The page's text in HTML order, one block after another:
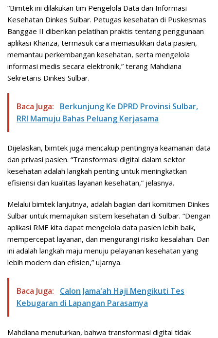
“Bimtek ini dilakukan tim Pengelola Data dan Informasi
Kesehatan Dinkes Sulbar. Petugas kesehatan di Puskesmas
Banggae II diberikan pelatihan praktis tentang penggunaan
aplikasi Khanza, termasuk cara memasukkan data pasien,
memantau perkembangan kesehatan, serta mengelola
informasi medis secara elektronik,” terang Mahdiana
Sekretaris Dinkes Sulbar.
Baca Juga:
Berkunjung Ke DPRD Provinsi Sulbar,
RRI Mamuju Bahas Peluang Kerjasama
Dijelaskan, bimtek juga mencakup pentingnya keamanan data
dan privasi pasien. “Transformasi digital dalam sektor
kesehatan adalah langkah penting untuk meningkatkan
efisiensi dan kualitas layanan kesehatan,” jelasnya.
Melalui bimtek lanjutnya, adalah bagian dari komitmen Dinkes
Sulbar untuk memajukan sistem kesehatan di Sulbar. “Dengan
aplikasi RME kita dapat mengelola data pasien lebih baik,
mempercepat layanan, dan mengurangi risiko kesalahan. Dan
ini adalah langkah maju menuju pelayanan kesehatan yang
lebih modern dan efisien,” ujarnya.
Baca Juga:
Calon Jama'ah Haji Mengikuti Tes
Kebugaran di Lapangan Parasamya
Mahdiana menuturkan, bahwa transformasi digital tidak